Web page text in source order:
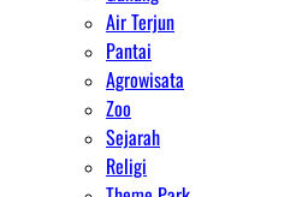
Air Terjun
Pantai
Agrowisata
Zoo
Sejarah
Religi